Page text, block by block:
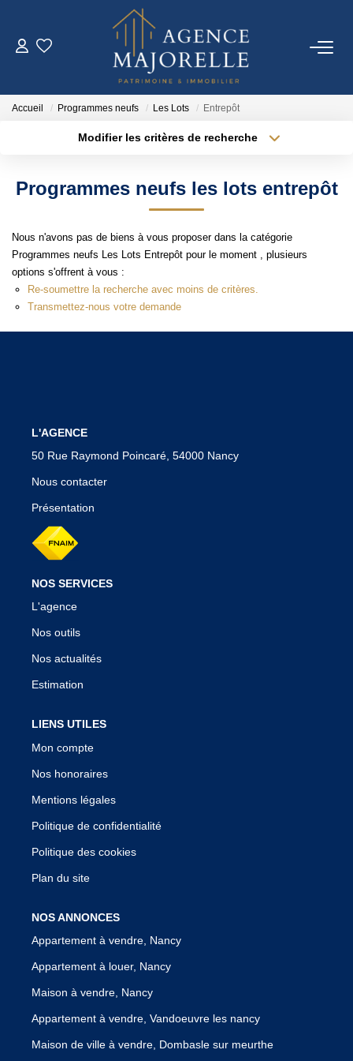
ACHETER
CONTACT
Accueil Programmes neufs Les Lots Entrepôt
Modifier les critères de recherche
Type de bien
Créer une alerte
Programmes neufs les lots entrepôt
Nous n'avons pas de biens à vous proposer dans la catégorie
Programmes neufs Les Lots Entrepôt pour le moment , plusieurs
options s'offrent à vous :
Re-soumettre la recherche avec moins de critères.
Transmettez-nous votre demande
L'AGENCE
50 Rue Raymond Poincaré, 54000 Nancy
Nous contacter
Présentation
NOS SERVICES
L'agence
Nos outils
Nos actualités
Estimation
LIENS UTILES
Mon compte
Nos honoraires
Mentions légales
Politique de confidentialité
Politique des cookies
Plan du site
NOS ANNONCES
Appartement à vendre, Nancy
Appartement à louer, Nancy
Maison à vendre, Nancy
Appartement à vendre, Vandoeuvre les nancy
Maison de ville à vendre, Dombasle sur meurthe